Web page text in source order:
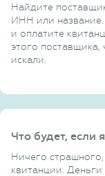
Найдите
ИНН или название.
и оплатите
этого
искали.
Что будет, если
Ничего
квитанции.